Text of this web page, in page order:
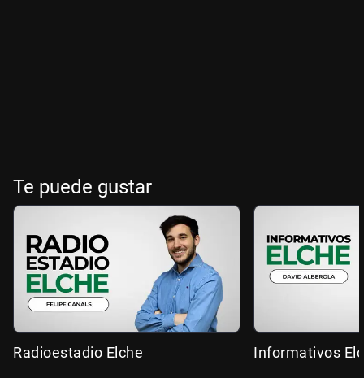
Te puede gustar
Radioestadio Elche Informativos